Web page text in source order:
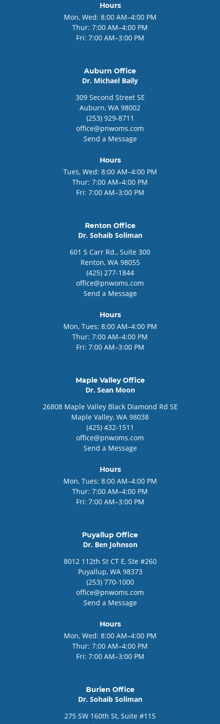
Hours
Mon, Wed: 8:00 AM–4:00 PM
Thur: 7:00 AM–4:00 PM
Fri: 7:00 AM–3:00 PM
Auburn Office
Dr. Michael Baily
309 Second Street SE
Auburn, WA 98002
(253) 929-8711
office@pnwoms.com
Send a Message
Hours
Tues, Wed: 8:00 AM–4:00 PM
Thur: 7:00 AM–4:00 PM
Fri: 7:00 AM–3:00 PM
Renton Office
Dr. Sohaib Soliman
601 S Carr Rd., Suite 300
Renton, WA 98055
(425) 277-1844
office@pnwoms.com
Send a Message
Hours
Mon, Tues: 8:00 AM–4:00 PM
Thur: 7:00 AM–4:00 PM
Fri: 7:00 AM–3:00 PM
Maple Valley Office
Dr. Sean Moon
26808 Maple Valley Black Diamond Rd SE
Maple Valley, WA 98038
(425) 432-1511
office@pnwoms.com
Send a Message
Hours
Mon, Tues: 8:00 AM–4:00 PM
Thur: 7:00 AM–4:00 PM
Fri: 7:00 AM–3:00 PM
Puyallup Office
Dr. Ben Johnson
8012 112th St CT E, Ste #260
Puyallup, WA 98373
(253) 770-1000
office@pnwoms.com
Send a Message
Hours
Mon, Wed: 8:00 AM–4:00 PM
Thur: 7:00 AM–4:00 PM
Fri: 7:00 AM–3:00 PM
Burien Office
Dr. Sohaib Soliman
275 SW 160th St, Suite #115